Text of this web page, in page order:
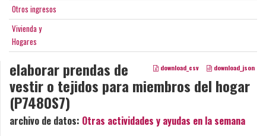
Otros ingresos
Vivienda y
Hogares
download_csv download_json
elaborar prendas de
vestir o tejidos para miembros del hogar
(P7480S7)
archivo de datos: Otras actividades y ayudas en la semana